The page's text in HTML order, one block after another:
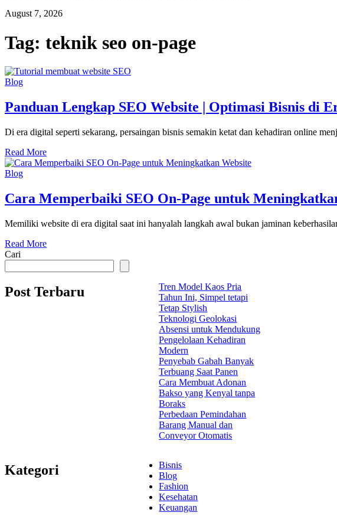
August 7, 2026
Tag: teknik seo on-page
Blog
Panduan Lengkap SEO Website | Optimasi Bisnis di
Di era digital seperti sekarang, persaingan bisnis semakin ketat dan kehadiran online
Read More
Blog
Cara Memperbaiki SEO On-Page untuk
Memiliki website di era digital saat ini hanyalah langkah awal bukan jaminan
Read More
Cari
Post Terbaru
Tren Model Kaos Pria
Tahun Ini, Simpel tetapi
Tetap Stylish
Teknologi Geolokasi
Absensi untuk Mendukung
Pengelolaan Kehadiran
Modern
Penyebab Gabah Banyak
Terbuang Saat Panen
Cara Membuat Adonan
Bakso yang Kenyal tanpa
Boraks
Perbedaan Pemindahan
Barang Manual dan
Conveyor Otomatis
Kategori
Bisnis
Blog
Fashion
Kesehatan
Keuangan